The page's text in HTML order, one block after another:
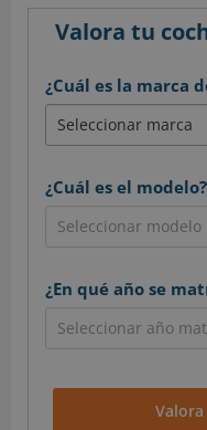
Valora tu
¿Cuál es la marca
¿Cuál es el modelo?
¿En qué año se